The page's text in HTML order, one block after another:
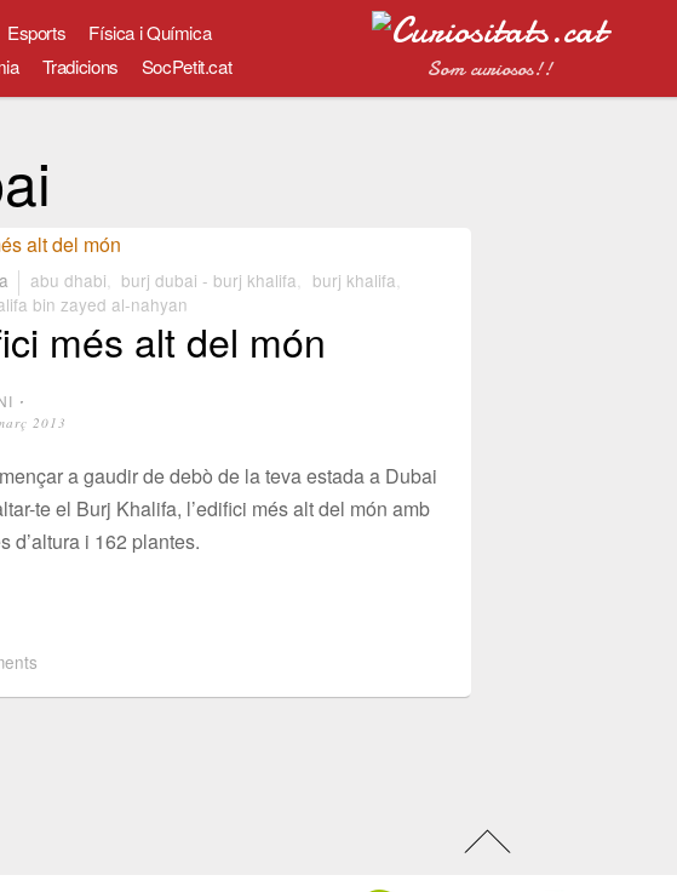
Som curiosos!!
Esports
Física i Química
Tradicions SocPetit.cat
abu dhabi, burj dubai - burj khalifa, burj khalifa,
bin zayed al-nahyan
més alt del món
⋅
2013
a gaudir de debò de la teva estada a Dubai
te el Burj Khalifa, l’edifici més alt del món amb
d’altura i 162 plantes.